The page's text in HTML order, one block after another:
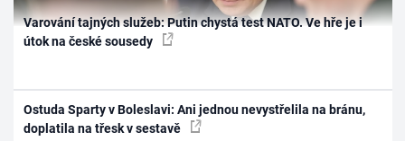
Varování tajných služeb: Putin chystá test NATO. Ve hře je i
útok na české sousedy
Ostuda Sparty v Boleslavi: Ani jednou nevystřelila na bránu,
doplatila na třesk v sestavě